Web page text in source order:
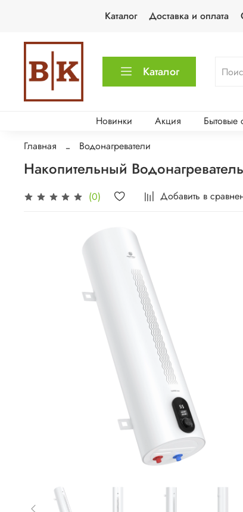
Каталог Доставка и оплата
Каталог
Новинки Акция Бытовые
Главная
Водонагреватели
Накопительный
(0) Добавить в